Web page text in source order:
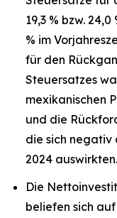
19,3 % bzw.
% im
für den
Steuersatzes
mexikanischen
und die
die sich negativ
2024 auswirkten.
Die
beliefen sich auf